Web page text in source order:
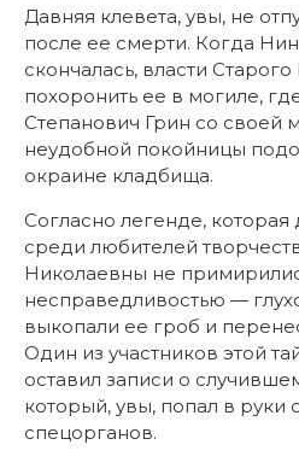
Давняя клевета, увы, не
после ее смерти. Когда
скончалась, власти
похоронить ее в могиле,
Степанович Грин со своей
неудобной покойницы
окраине кладбища.
Согласно легенде, которая
среди любителей
Николаевны не
несправедливостью —
выкопали ее гроб и
Один из участников этой
оставил записи о
который, увы, попал в руки
спецорганов.